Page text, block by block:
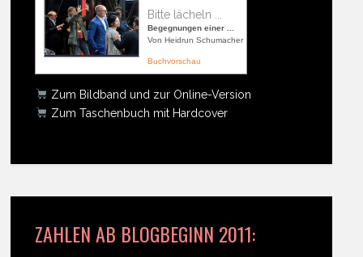
Bitte lächeln ...
Begegnungen einer ...
Von Heidrun Schumacher
Buchvorschau
Zum Bildband und zur Online-Version
Zum Taschenbuch mit Hardcover
ZAHLEN AB BLOGBEGINN 2011: